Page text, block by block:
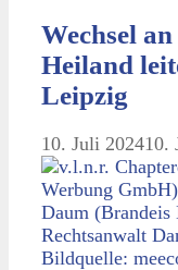
Wechsel
Heiland
Leipzig
10. Juli 202410.